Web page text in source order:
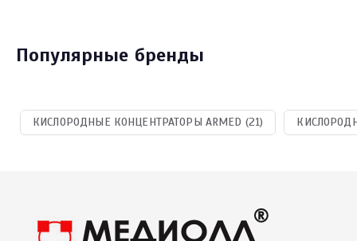
Популярные бренды
КИСЛОРОДНЫЕ КОНЦЕНТРАТОРЫ ARMED (21)